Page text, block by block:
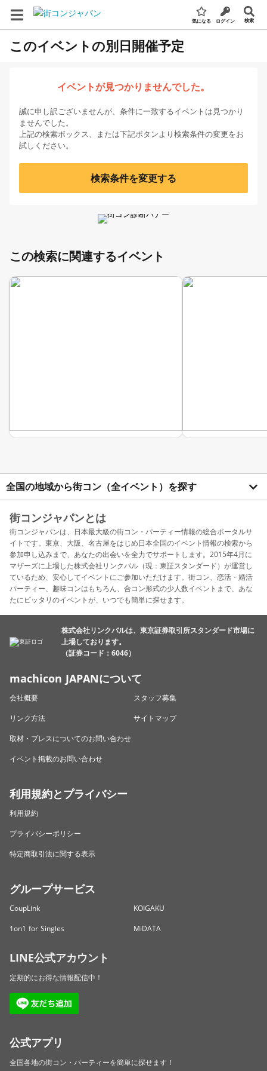
気になる ログイン 検索
このイベントの別日開催予定
イベントが見つかりませんでした。
誠に申し訳ございませんが、条件に一致するイベントは見つかり
ませんでした。
上記の検索ボックス、または下記ボタンより検索条件の変更をお
試しください。
検索条件を変更する
この検索に関連するイベント
全国の地域から街コン（全イベント）を探す
街コンジャパンとは
街コンジャパンは、日本最大級の街コン・パーティー情報の総合ポータルサ
イトです。東京、大阪、名古屋をはじめ日本全国のイベント情報の検索から
参加申し込みまで、あなたの出会いを全力でサポートします。2015年4月に
マザーズに上場した株式会社リンクバル（現：東証スタンダード）が運営し
ているため、安心してイベントにご参加いただけます。街コン、恋活・婚活
パーティー、趣味コンはもちろん、合コン形式の少人数イベントまで、あな
たにピッタリのイベントが、いつでも簡単に探せます。
株式会社リンクバルは、東京証券取引所スタンダード市場に
上場しております。
（証券コード：6046）
machicon JAPANについて
会社概要
スタッフ募集
リンク方法
サイトマップ
取材・プレスについてのお問い合わせ
イベント掲載のお問い合わせ
利用規約とプライバシー
利用規約
プライバシーポリシー
特定商取引法に関する表示
グループサービス
CoupLink
KOIGAKU
1on1 for Singles
MiDATA
LINE公式アカウント
定期的にお得な情報配信中！
公式アプリ
全国各地の街コン・パーティーを簡単に探せます！